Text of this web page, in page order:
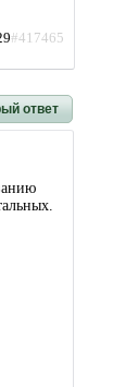
#417465
ответ